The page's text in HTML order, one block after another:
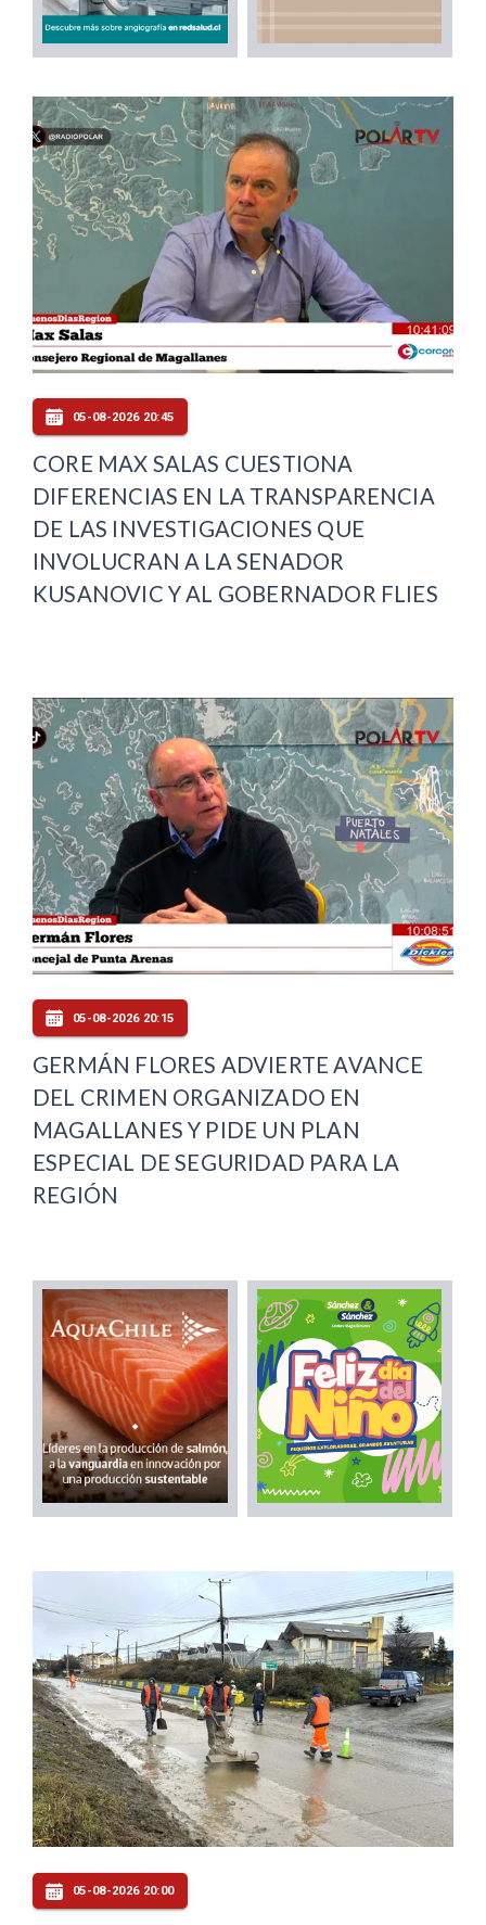
05-08-2026 20:45
CORE MAX SALAS CUESTIONA
DIFERENCIAS EN LA TRANSPARENCIA
DE LAS INVESTIGACIONES QUE
INVOLUCRAN A LA SENADOR
KUSANOVIC Y AL GOBERNADOR FLIES
05-08-2026 20:15
GERMÁN FLORES ADVIERTE AVANCE
DEL CRIMEN ORGANIZADO EN
MAGALLANES Y PIDE UN PLAN
ESPECIAL DE SEGURIDAD PARA LA
REGIÓN
05-08-2026 20:00